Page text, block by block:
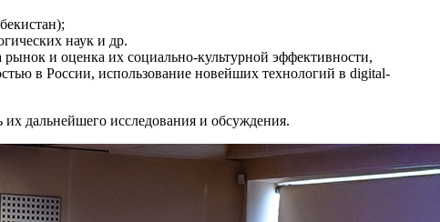
наук и др.
и оценка их социально-культурной эффективности,
в России, использование новейших технологий в digital-
дальнейшего исследования и обсуждения.